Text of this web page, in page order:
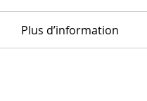
Plus d’information